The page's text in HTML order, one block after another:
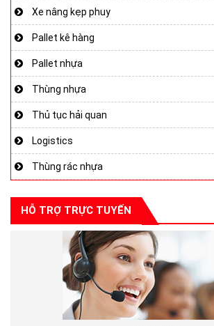
Xe nâng kẹp phuy
Pallet kê hàng
Pallet nhựa
Thùng nhựa
Thủ tục hải quan
Logistics
Thùng rác nhựa
HỖ TRỢ TRỰC TUYẾN